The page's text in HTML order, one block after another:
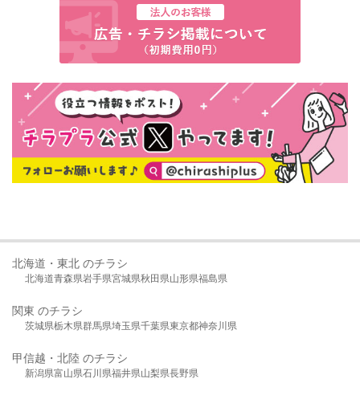
北海道・東北 のチラシ
北海道青森県岩手県宮城県秋田県山形県福島県
関東 のチラシ
茨城県栃木県群馬県埼玉県千葉県東京都神奈川県
甲信越・北陸 のチラシ
新潟県富山県石川県福井県山梨県長野県